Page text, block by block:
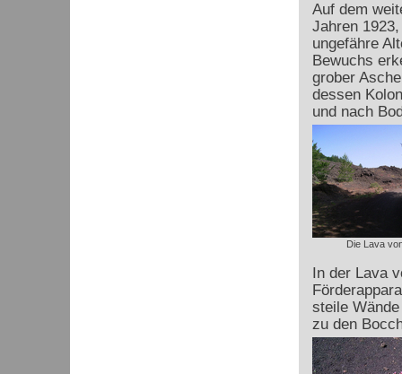
Auf dem
Jahren
ungefähre
Bewuchs
grober
dessen
und nach
Die Lava
In der Lava
steile
zu den